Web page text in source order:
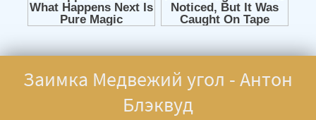
Заимка Медвежий угол - Антон
Блэквуд